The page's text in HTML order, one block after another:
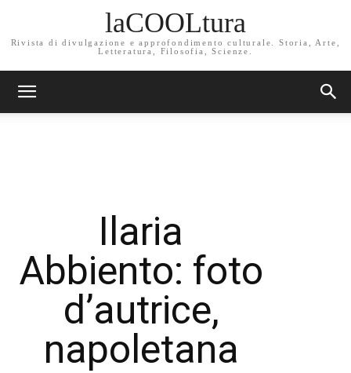
laCOOLtura
Rivista di divulgazione e approfondimento culturale. Storia, Arte,
Letteratura, Filosofia, Scienze.
Ilaria
Abbiento: foto
d’autrice,
napoletana